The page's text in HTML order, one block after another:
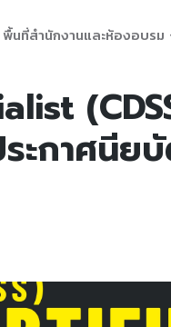
พื้นที่สำนักงานและห้องอบรม
กาศนียบั